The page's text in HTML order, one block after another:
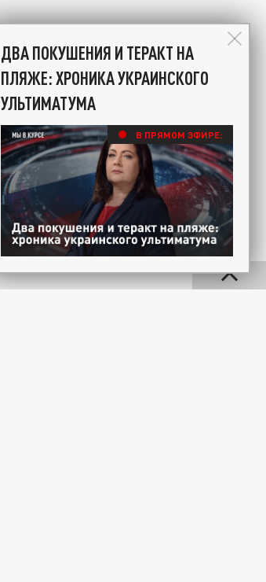
ДВА ПОКУШЕНИЯ И ТЕРАКТ НА
ПЛЯЖЕ: ХРОНИКА УКРАИНСКОГО
УЛЬТИМАТУМА
В ПРЯМОМ ЭФИРЕ: